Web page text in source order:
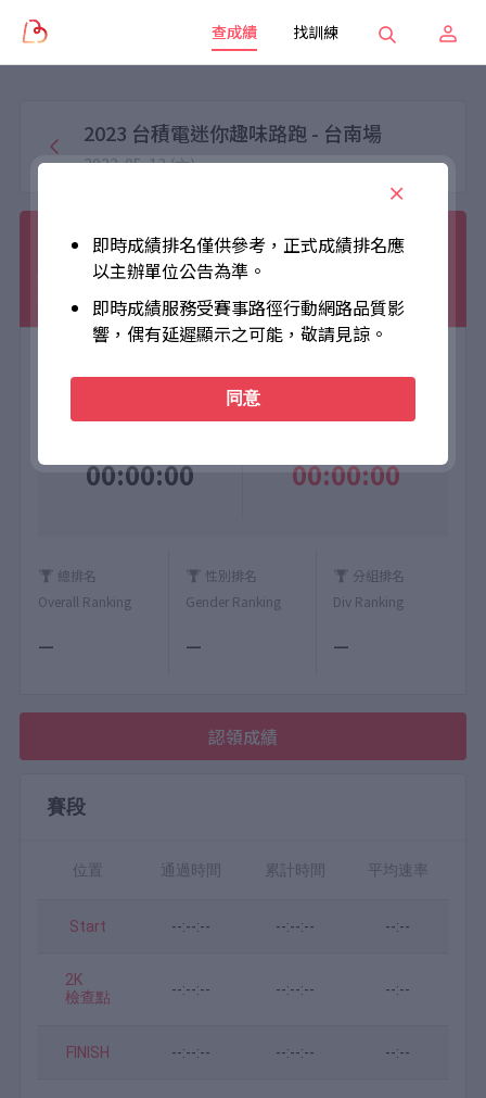
查成績 找訓練
2023 台積電迷你趣味路跑 - 台南場
2023-05-13 (六)
陳永豪
男子組 男
00:00:00 00:00:00
總排名
Overall Ranking
—
性別排名
Gender Ranking
—
分組排名
Div Ranking
—
認領成績
賽段
位置 通過時間 累計時間 平均速率
Start --:--:-- --:--:-- --:--
2K
檢查點
--:--:-- --:--:-- --:--
FINISH --:--:-- --:--:-- --:--
即時成績排名僅供參考，正式成績排名應
以主辦單位公告為準。
即時成績服務受賽事路徑行動網路品質影
響，偶有延遲顯示之可能，敬請見諒。
同意